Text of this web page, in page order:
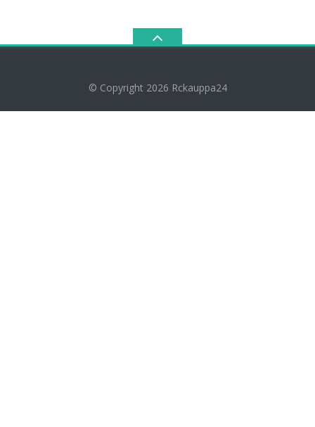
© Copyright 2026 Rckauppa24